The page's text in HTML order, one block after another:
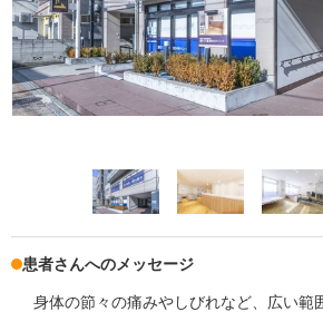
患者さんへのメッセージ
身体の節々の痛みやしびれなど、広い範